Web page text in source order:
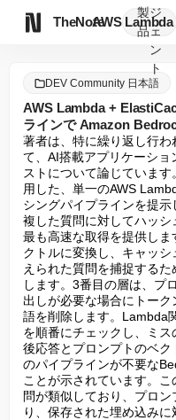
TheNote
製
品
ジ
ェ
ン
ト
DEV Community 日本語
AWS Lambda +
ラインで Amazon
著者は、特に繰り返し行
て、AI搭載アプリケーシ
ストについて論じていま
用した、単一のAWS
シングパイプラインを提
複した質問に対してハッシ
最も高速な取得を提供し
クトルに変換し、キャッ
えられた質問を捕捉する
します。3番目の層は、プ
出しが必要な場合にトー
語を削除します。Lambda
を順番にチェックし、ミ
後応答とプロンプトのベク
のパイプラインが不要な
ことが示されています。
問が類似しており、プロ
り、保存された埋め込み